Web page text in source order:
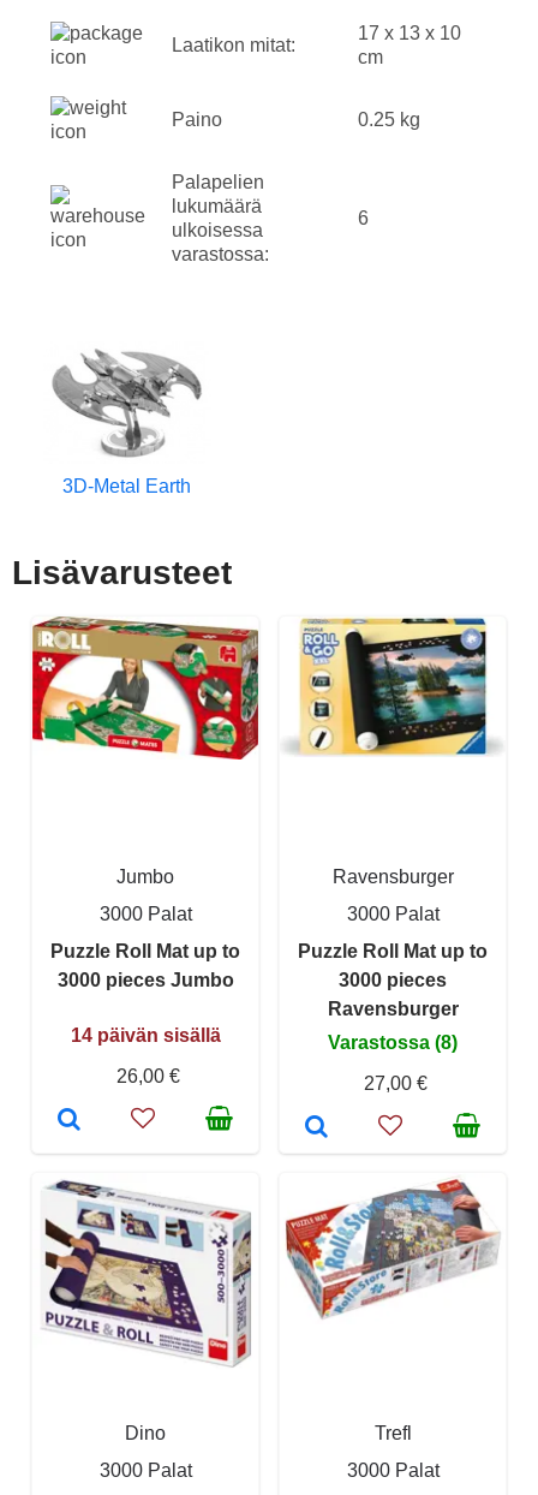
Laatikon mitat:
17 x 13 x 10
cm
Paino 0.25 kg
Palapelien
lukumäärä
ulkoisessa
varastossa:
6
3D-Metal Earth
Lisävarusteet
Jumbo
3000 Palat
Puzzle Roll Mat up to
3000 pieces Jumbo
14 päivän sisällä
26,00 €
Ravensburger
3000 Palat
Puzzle Roll Mat up to
3000 pieces
Ravensburger
Varastossa (8)
27,00 €
Dino
3000 Palat
Trefl
3000 Palat